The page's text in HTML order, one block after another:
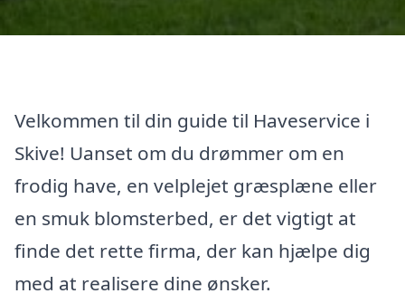
Velkommen til din guide til Haveservice i
Skive! Uanset om du drømmer om en
frodig have, en velplejet græsplæne eller
en smuk blomsterbed, er det vigtigt at
finde det rette firma, der kan hjælpe dig
med at realisere dine ønsker.